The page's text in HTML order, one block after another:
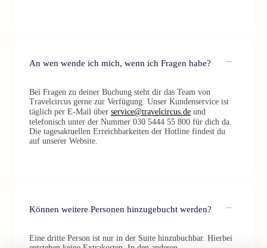
An wen wende ich mich, wenn ich Fragen habe?
Bei Fragen zu deiner Buchung steht dir das Team von
Travelcircus gerne zur Verfügung. Unser Kundenservice ist
täglich per E-Mail über service@travelcircus.de und
telefonisch unter der Nummer 030 5444 55 800 für dich da.
Die tagesaktuellen Erreichbarkeiten der Hotline findest du
auf unserer Website.
Können weitere Personen hinzugebucht werden?
Eine dritte Person ist nur in der Suite hinzubuchbar. Hierbei